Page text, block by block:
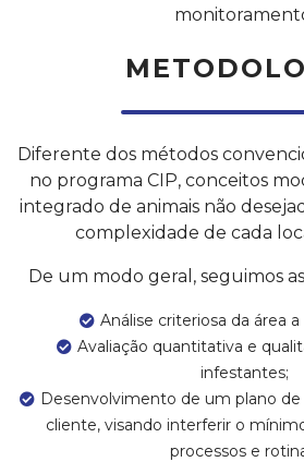
Diferente dos métodos
no programa CIP, conceitos
integrado de animais não
complexidade de cada
De um modo geral, seguimos
Análise criteriosa da área
Avaliação quantitativa e
infestantes;
Desenvolvimento de um plano
cliente, visando interferir o
processos e